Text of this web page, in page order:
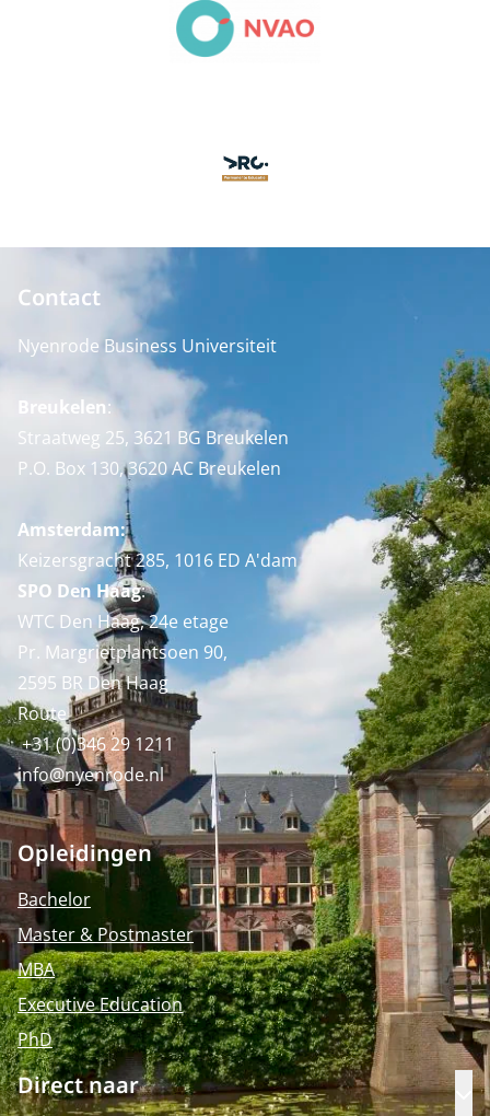
Contact
Nyenrode Business Universiteit
Breukelen:
Straatweg 25, 3621 BG Breukelen
P.O. Box 130, 3620 AC Breukelen
Amsterdam:
Keizersgracht 285, 1016 ED A'dam
SPO Den Haag:
WTC Den Haag, 24e etage
Pr. Margrietplantsoen 90,
2595 BR Den Haag
Route
+31 (0)346 29 1211
info@nyenrode.nl
Opleidingen
Bachelor
Master & Postmaster
MBA
Executive Education
PhD
Direct naar